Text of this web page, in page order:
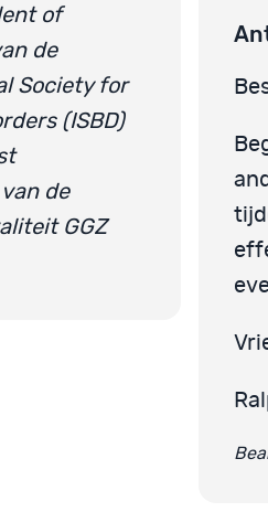
of
de
Society for
(ISBD)
de
GGZ